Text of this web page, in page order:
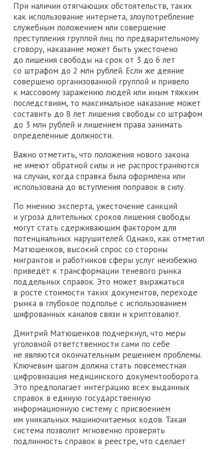
При наличии отягчающих обстоятельств, таких
как использование интернета, злоупотребление
служебным положением или совершение
преступления группой лиц по предварительному
сговору, наказание может быть ужесточено
до лишения свободы на срок от 3 до 6 лет
со штрафом до 2 млн рублей. Если же деяние
совершено организованной группой и привело
к массовому заражению людей или иным тяжким
последствиям, то максимальное наказание может
составить до 8 лет лишения свободы со штрафом
до 3 млн рублей и лишением права занимать
определённые должности.
Важно отметить, что положения нового закона
не имеют обратной силы и не распространяются
на случаи, когда справка была оформлена или
использована до вступления поправок в силу.
По мнению эксперта, ужесточение санкций
и угроза длительных сроков лишения свободы
могут стать сдерживающим фактором для
потенциальных нарушителей. Однако, как отметил
Матюшенков, высокий спрос со стороны
мигрантов и работников сферы услуг неизбежно
приведёт к трансформации теневого рынка
поддельных справок. Это может выражаться
в росте стоимости таких документов, переходе
рынка в глубокое подполье с использованием
шифрованных каналов связи и криптовалют.
Дмитрий Матюшенков подчеркнул, что меры
уголовной ответственности сами по себе
не являются окончательным решением проблемы.
Ключевым шагом должна стать повсеместная
цифровизация медицинского документооборота.
Это предполагает интеграцию всех выданных
справок в единую государственную
информационную систему с присвоением
им уникальных машиночитаемых кодов. Такая
система позволит мгновенно проверять
подлинность справок в реестре, что сделает